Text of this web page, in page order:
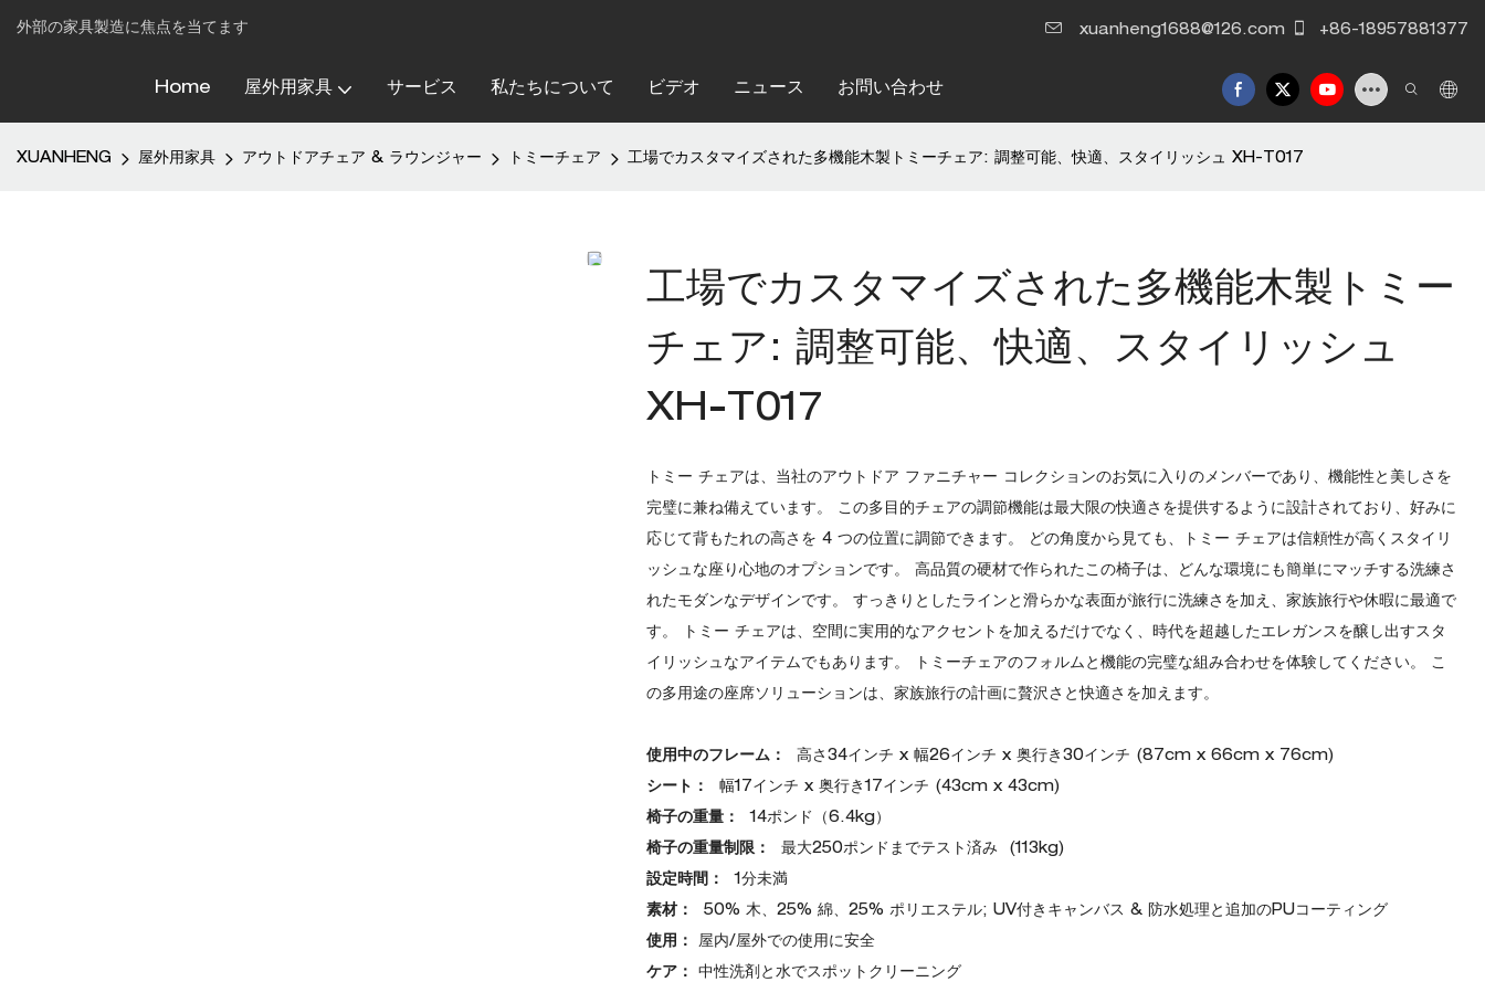
外部の家具製造に焦点を当てます xuanheng1688@126.com +86-18957881377
Home 屋外用家具 サービス 私たちについて ビデオ ニュース お問い合わせ
XUANHENG 屋外用家具 アウトドアチェア & ラウンジャー トミーチェア 工場でカスタマイズされた多機能木製トミーチェア: 調整可能、快適、スタイリッシュ XH-T017
工場でカスタマイズされた多機能木製トミー
チェア: 調整可能、快適、スタイリッシュ
XH-T017
トミー チェアは、当社のアウトドア ファニチャー コレクションのお気に入りのメンバーであり、機能性と美しさを
完璧に兼ね備えています。 この多目的チェアの調節機能は最大限の快適さを提供するように設計されており、好みに
応じて背もたれの高さを 4 つの位置に調節できます。 どの角度から見ても、トミー チェアは信頼性が高くスタイリ
ッシュな座り心地のオプションです。 高品質の硬材で作られたこの椅子は、どんな環境にも簡単にマッチする洗練さ
れたモダンなデザインです。 すっきりとしたラインと滑らかな表面が旅行に洗練さを加え、家族旅行や休暇に最適で
す。 トミー チェアは、空間に実用的なアクセントを加えるだけでなく、時代を超越したエレガンスを醸し出すスタ
イリッシュなアイテムでもあります。 トミーチェアのフォルムと機能の完璧な組み合わせを体験してください。 こ
の多用途の座席ソリューションは、家族旅行の計画に贅沢さと快適さを加えます。
使用中のフレーム：
高さ34インチ x 幅26インチ x 奥行き30インチ (87cm x 66cm x 76cm)
シート：
幅17インチ x 奥行き17インチ (43cm x 43cm)
椅子の重量：
14ポンド（6.4kg）
椅子の重量制限：
最大250ポンドまでテスト済み (113kg)
設定時間：
1分未満
素材：
50% 木、25% 綿、25% ポリエステル; UV付きキャンバス & 防水処理と追加のPUコーティング
使用： 屋内/屋外での使用に安全
ケア： 中性洗剤と水でスポットクリーニング